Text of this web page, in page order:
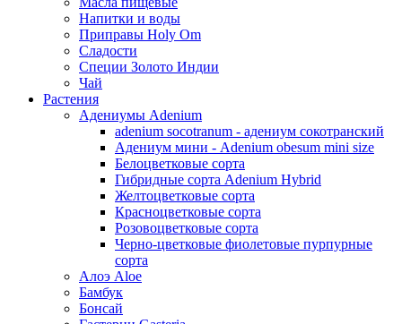
Напитки и воды
Приправы Holy Om
Сладости
Специи Золото Индии
Чай
Растения
Адениумы Adenium
adenium socotranum - адениум сокотранский
Адениум мини - Adenium obesum mini size
Белоцветковые сорта
Гибридные сорта Adenium Hybrid
Желтоцветковые сорта
Красноцветковые сорта
Розовоцветковые сорта
Черно-цветковые фиолетовые пурпурные
сорта
Алоэ Aloe
Бамбук
Бонсай